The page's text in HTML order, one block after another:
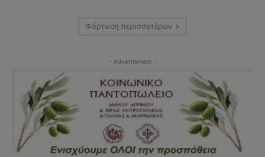
Φόρτωση περισσοτέρων
- Advertisment -